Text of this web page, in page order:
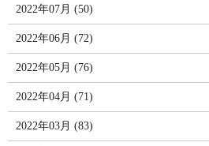
2022年07月 (50)
2022年06月 (72)
2022年05月 (76)
2022年04月 (71)
2022年03月 (83)